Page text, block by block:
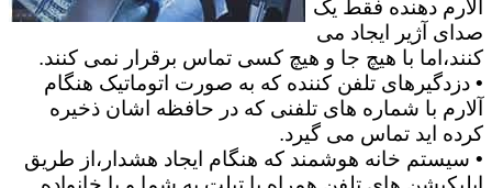
آلارم دهنده فقط یک
صدای آژیر ایجاد می
کنند،اما با هیچ جا و هیچ کسی تماس برقرار نمی کنند.
• دزدگیرهای تلفن کننده که به صورت اتوماتیک هنگام
آلارم با شماره های تلفنی که در حافظه اشان ذخیره
کرده اید تماس می گیرد.
• سیستم خانه هوشمند که هنگام ایجاد هشدار،از طریق